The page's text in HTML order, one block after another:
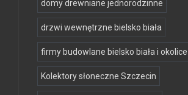
domy drewniane jednorodzinne
drzwi wewnętrzne bielsko biała
firmy budowlane bielsko biała i okolice
Kolektory słoneczne Szczecin